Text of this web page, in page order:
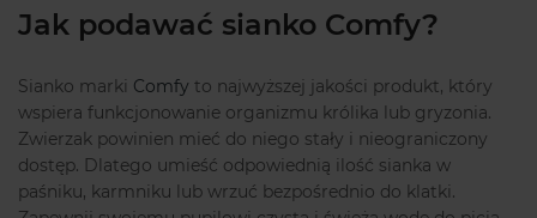
Jak podawać sianko Comfy?
Sianko marki Comfy to najwyższej jakości produkt, który
wspiera funkcjonowanie organizmu królika lub gryzonia.
Zwierzak powinien mieć do niego stały i nieograniczony
dostęp. Dlatego umieść odpowiednią ilość sianka w
paśniku, karmniku lub wrzuć bezpośrednio do klatki.